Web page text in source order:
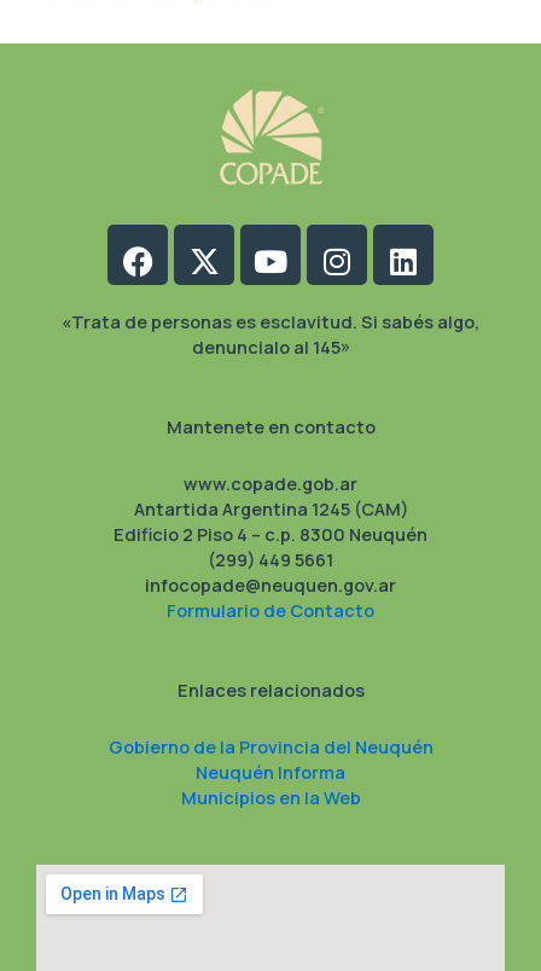
Facebook
X-
twitter
YoutubeInstagram
Linkedin
«Trata de personas es esclavitud. Si sabés algo,
denuncialo al 145»
Mantenete en contacto
www.copade.gob.ar
Antartida Argentina 1245 (CAM)
Edificio 2 Piso 4 – c.p. 8300 Neuquén
(299) 449 5661
infocopade@neuquen.gov.ar
Formulario de Contacto
Enlaces relacionados
Gobierno de la Provincia del Neuquén
Neuquén Informa
Municipios en la Web